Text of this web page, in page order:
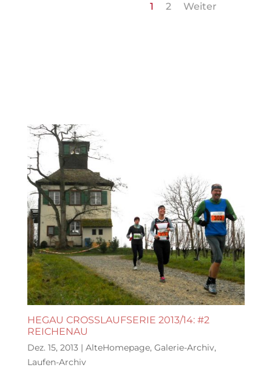
1 2 Weiter
HEGAU CROSSLAUFSERIE 2013/14: #2
REICHENAU
Dez. 15, 2013| AlteHomepage, Galerie-Archiv,
Laufen-Archiv